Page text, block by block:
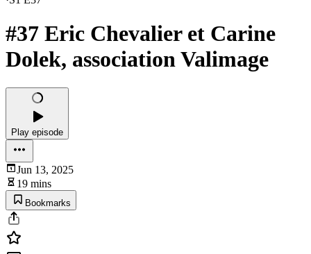
#37 Eric Chevalier et Carine
Dolek, association Valimage
Play episode
Jun 13, 2025
19 mins
Bookmarks